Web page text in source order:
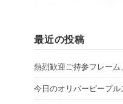
最近の投稿
熱烈歓迎ご持参フレーム
今日のオリバーピープル